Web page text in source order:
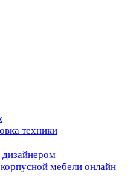
техники
дизайнером
мебели онлайн